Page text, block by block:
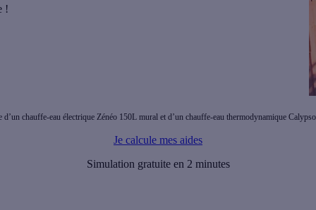
!
chauffe-eau électrique Zénéo 150L mural et d’un chauffe-eau thermodynamique
Je calcule mes aides
Simulation gratuite en 2 minutes